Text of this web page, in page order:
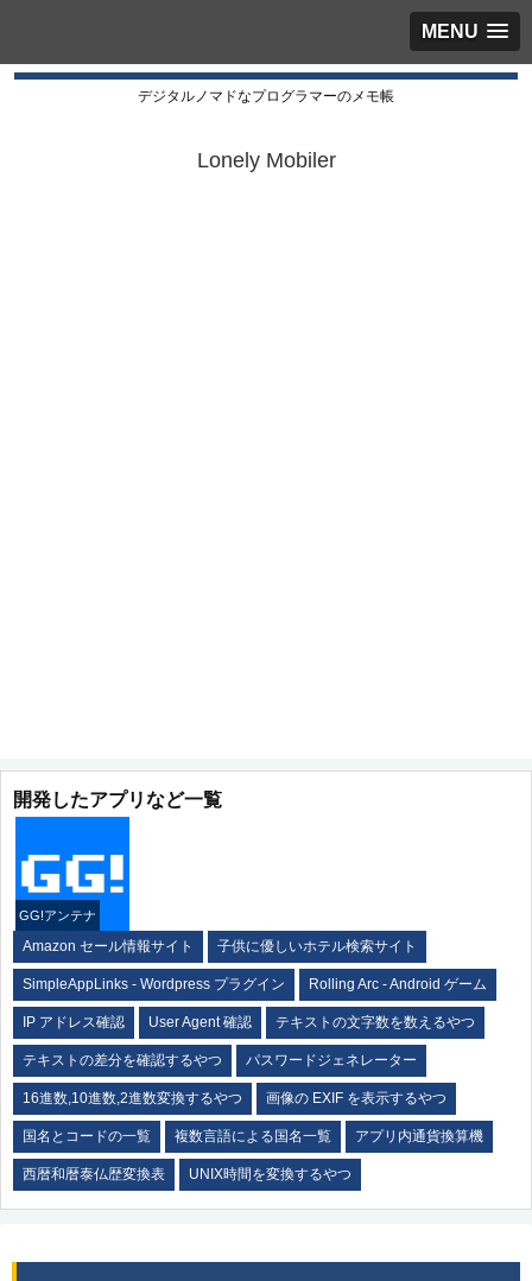
MENU
デジタルノマドなプログラマーのメモ帳
Lonely Mobiler
開発したアプリなど一覧
GG!アンテナ
Amazon セール情報サイト 子供に優しいホテル検索サイト
SimpleAppLinks - Wordpress プラグイン Rolling Arc - Android ゲーム
IP アドレス確認 User Agent 確認 テキストの文字数を数えるやつ
テキストの差分を確認するやつ パスワードジェネレーター
16進数,10進数,2進数変換するやつ 画像の EXIF を表示するやつ
国名とコードの一覧 複数言語による国名一覧 アプリ内通貨換算機
西暦和暦泰仏歴変換表 UNIX時間を変換するやつ